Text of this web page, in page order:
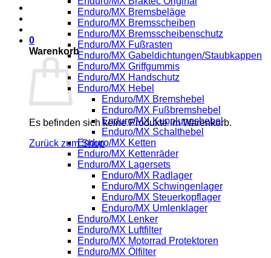
0
Warenkorb
Es befinden sich keine Produkte im Warenkorb.
Zurück zum Shop
Enduro/MX Bremsbeläge
Enduro/MX Bremsscheiben
Enduro/MX Bremsscheibenschutz
Enduro/MX Fußrasten
Enduro/MX Gabeldichtungen/Staubkappen
Enduro/MX Griffgummis
Enduro/MX Handschutz
Enduro/MX Hebel
Enduro/MX Bremshebel
Enduro/MX Fußbremshebel
Enduro/MX Kupplungshebel
Enduro/MX Schalthebel
Enduro/MX Ketten
Enduro/MX Kettenräder
Enduro/MX Lagersets
Enduro/MX Radlager
Enduro/MX Schwingenlager
Enduro/MX Steuerkopflager
Enduro/MX Umlenklager
Enduro/MX Lenker
Enduro/MX Luftfilter
Enduro/MX Motorrad Protektoren
Enduro/MX Ölfilter